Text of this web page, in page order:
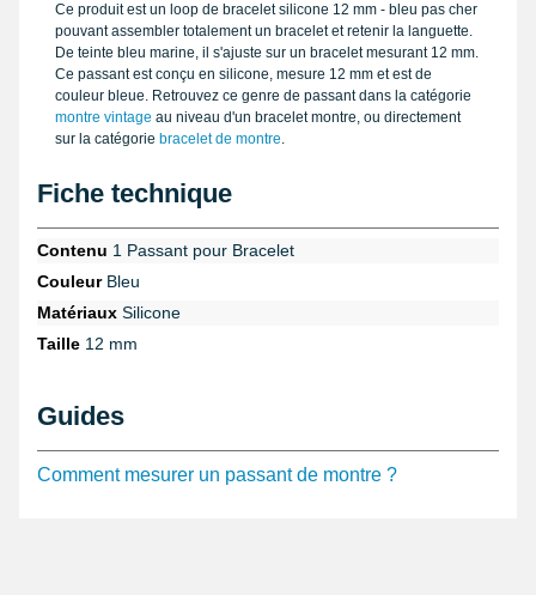
Ce produit est un loop de bracelet silicone 12 mm - bleu pas cher
pouvant assembler totalement un bracelet et retenir la languette.
De teinte bleu marine, il s'ajuste sur un bracelet mesurant 12 mm.
Ce passant est conçu en silicone, mesure 12 mm et est de
couleur bleue. Retrouvez ce genre de passant dans la catégorie
montre vintage au niveau d'un bracelet montre, ou directement
sur la catégorie bracelet de montre.
Fiche technique
Contenu 1 Passant pour Bracelet
CouleurBleu
Matériaux Silicone
Taille 12 mm
Guides
Comment mesurer un passant de montre ?